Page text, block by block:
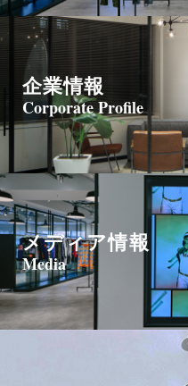
企業情報
Corporate Profile
メディア情報
Media